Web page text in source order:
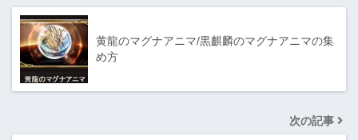
黄龍のマグナアニマ/黒麒麟のマグナアニマの集
め方
次の記事